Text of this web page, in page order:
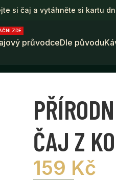
si čaj a vytáhněte si kartu
průvodce
ZDE
Dle původu
ČAJ Z
159 Kč